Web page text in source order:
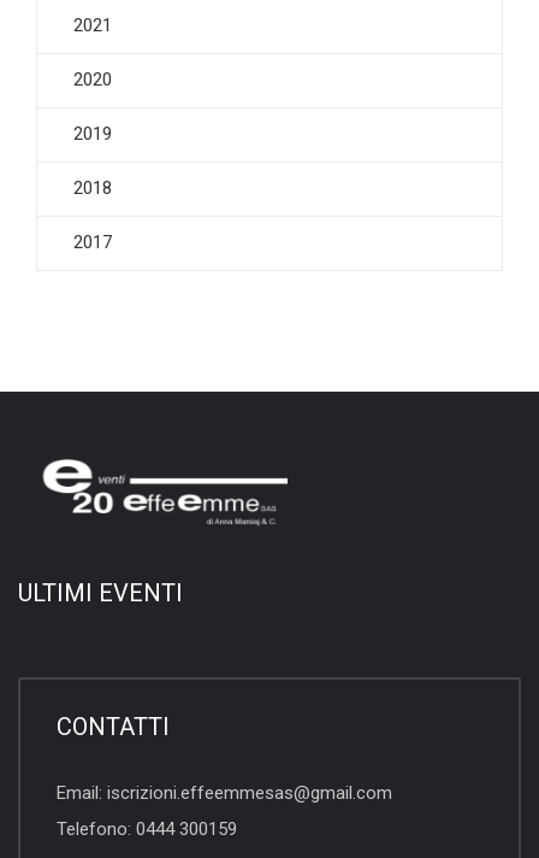
2021
2020
2019
2018
2017
ULTIMI EVENTI
CONTATTI
Email: iscrizioni.effeemmesas@gmail.com
Telefono: 0444 300159